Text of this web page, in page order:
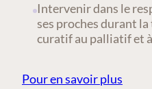
Intervenir dans le
ses proches durant
curatif au palliatif et à
Pour en savoir plus